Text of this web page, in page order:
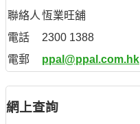
聯絡人 恆業旺舖
電話
2300 1388
電郵
ppal@ppal.com.hk
網上查詢